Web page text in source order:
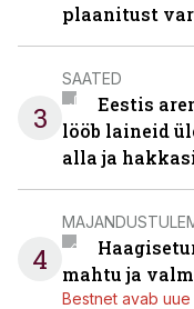
plaanitust
3
SAATED
Eestis
lööb laineid
alla ja
4
mahtu ja
Bestnet avab